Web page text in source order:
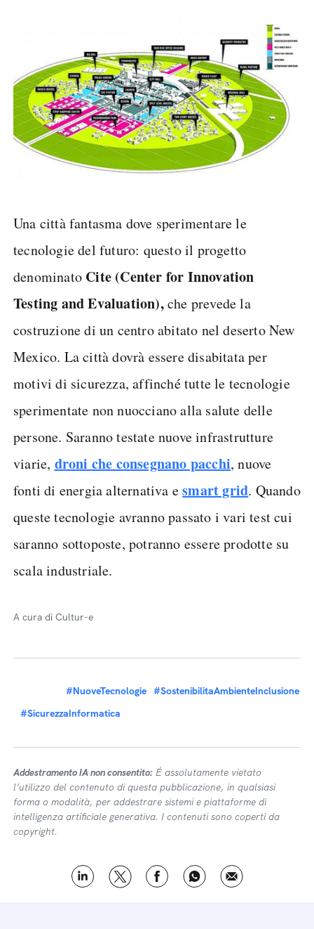
Una città fantasma dove sperimentare le
tecnologie del futuro: questo il progetto
denominato Cite (Center for Innovation
Testing and Evaluation),che prevede la
costruzione di un centro abitato nel deserto New
Mexico. La città dovrà essere disabitata per
motivi di sicurezza, affinché tutte le tecnologie
sperimentate non nuocciano alla salute delle
persone. Saranno testate nuove infrastrutture
viarie, droni che consegnano pacchi, nuove
fonti di energia alternativa esmart grid. Quando
queste tecnologie avranno passato i vari test cui
saranno sottoposte, potranno essere prodotte su
scala industriale.
A cura di Cultur-e
#NuoveTecnologie #SostenibilitaAmbienteInclusione
#SicurezzaInformatica
Addestramento IA non consentito: É assolutamente vietato
l’utilizzo del contenuto di questa pubblicazione, in qualsiasi
forma o modalità, per addestrare sistemi e piattaforme di
intelligenza artificiale generativa. I contenuti sono coperti da
copyright.